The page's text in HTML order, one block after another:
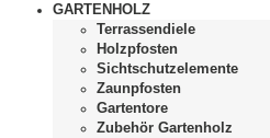
GARTENHOLZ
Terrassendiele
Holzpfosten
Sichtschutzelemente
Zaunpfosten
Gartentore
Zubehör Gartenholz